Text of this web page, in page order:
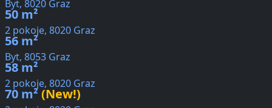
Byt, 8020 Graz
50 m²
2 pokoje, 8020 Graz
56 m²
Byt, 8053 Graz
58 m²
2 pokoje, 8020 Graz
70 m²(New!)